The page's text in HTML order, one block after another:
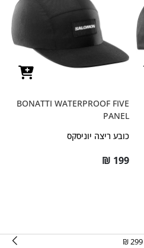
BONATTI WATERPROOF FIVE
PANEL
כובע ריצה יוניסקס
₪ 199